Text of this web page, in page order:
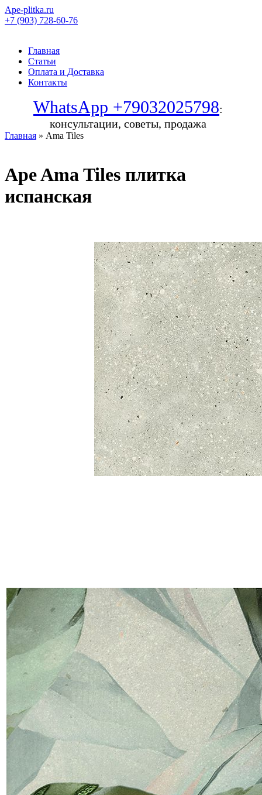
Ape-plitka.ru
+7 (903) 728-60-76
Главная
Статьи
Оплата и Доставка
Контакты
WhatsApp +79032025798:
консультации, советы, продажа
Главная » Ama Tiles
Ape Ama Tiles плитка
испанская